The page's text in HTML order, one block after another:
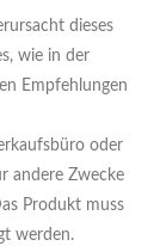
dieses
wie in der
Empfehlungen
oder
andere Zwecke
Produkt muss
werden.